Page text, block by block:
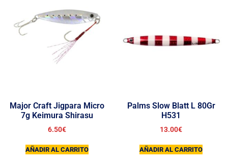
Major Craft Jigpara Micro
7g Keimura Shirasu
6.50€
AÑADIR AL CARRITO
Palms Slow Blatt L 80Gr
H531
13.00€
AÑADIR AL CARRITO